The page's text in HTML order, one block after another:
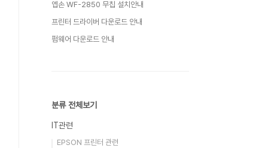
엡손 WF-2850 무칩 설치안내
프린터 드라이버 다운로드 안내
펌웨어 다운로드 안내
분류 전체보기
IT관련
EPSON 프린터 관련